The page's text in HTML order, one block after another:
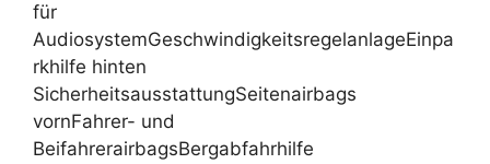
für
AudiosystemGeschwindigkeitsregelanlageEinpa
rkhilfe hinten
SicherheitsausstattungSeitenairbags
vornFahrer- und
BeifahrerairbagsBergabfahrhilfe